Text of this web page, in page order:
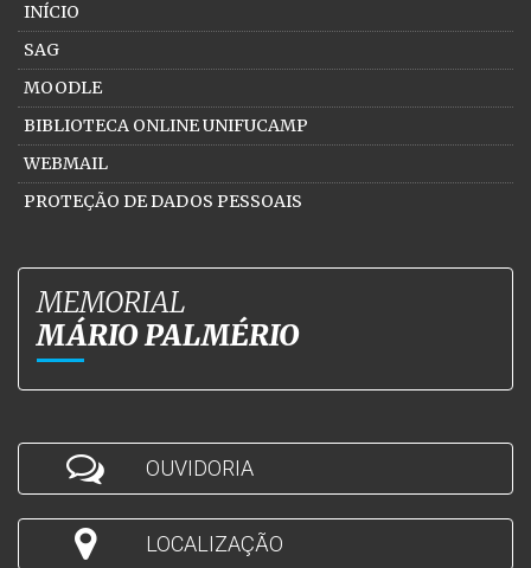
INÍCIO
SAG
MOODLE
BIBLIOTECA ONLINE UNIFUCAMP
WEBMAIL
PROTEÇÃO DE DADOS PESSOAIS
MEMORIAL
MÁRIO PALMÉRIO
OUVIDORIA
LOCALIZAÇÃO